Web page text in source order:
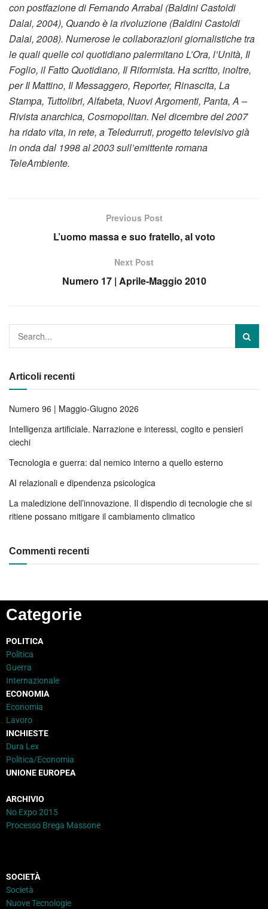
con postfazione di Fernando Arrabal (Baldini Castoldi
Dalai, 2004), Quando è la rivoluzione (Baldini Castoldi
Dalai, 2008). Numerose le collaborazioni giornalistiche tra
le quali quelle col quotidiano palermitano L’Ora, l’Unità, Il
Foglio, il Fatto Quotidiano, Il Riformista. Ha scritto, inoltre,
per Il Mattino, Il Messaggero, Reporter, Rinascita, La
Stampa, Tuttolibri, Alfabeta, Nuovi Argomenti, Panta, A –
Rivista anarchica, Cosmopolitan. Nel dicembre del 2007
ha ridato vita, in rete, a Teledurruti, progetto televisivo già
in onda dal 1998 al 2003 sull’emittente romana
TeleAmbiente.
Previous Post
L’uomo massa e suo fratello, al voto
Next Post
Numero 17 | Aprile-Maggio 2010
Articoli recenti
Numero 96 | Maggio-Giugno 2026
Intelligenza artificiale. Narrazione e interessi, cogito e pensieri
ciechi
Tecnologia e guerra: dal nemico interno a quello esterno
AI relazionali e dipendenza psicologica
La maledizione dell’innovazione. Il dispendio di tecnologie che si
ritiene possano mitigare il cambiamento climatico
Commenti recenti
Categorie
POLITICA
Politica
Guerra
Internazionale
ECONOMIA
Economia
Lavoro
INCHIESTE
Dura Lex
Politica/Economia
UNIONE EUROPEA
ARCHIVIO
No Expo 2015
Processo Brega Massone
SOCIETÀ
Società
Nuove Tecnologie